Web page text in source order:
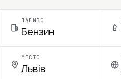
ПАЛИВО
Бензин
МІСТО
Львів